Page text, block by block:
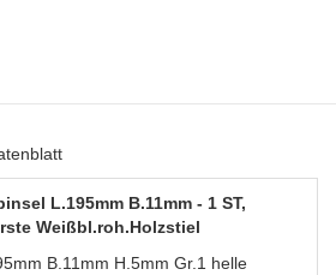
L.195mm B.11mm - 1 ST,
Weißbl.roh.Holzstiel
B.11mm H.5mm Gr.1 helle